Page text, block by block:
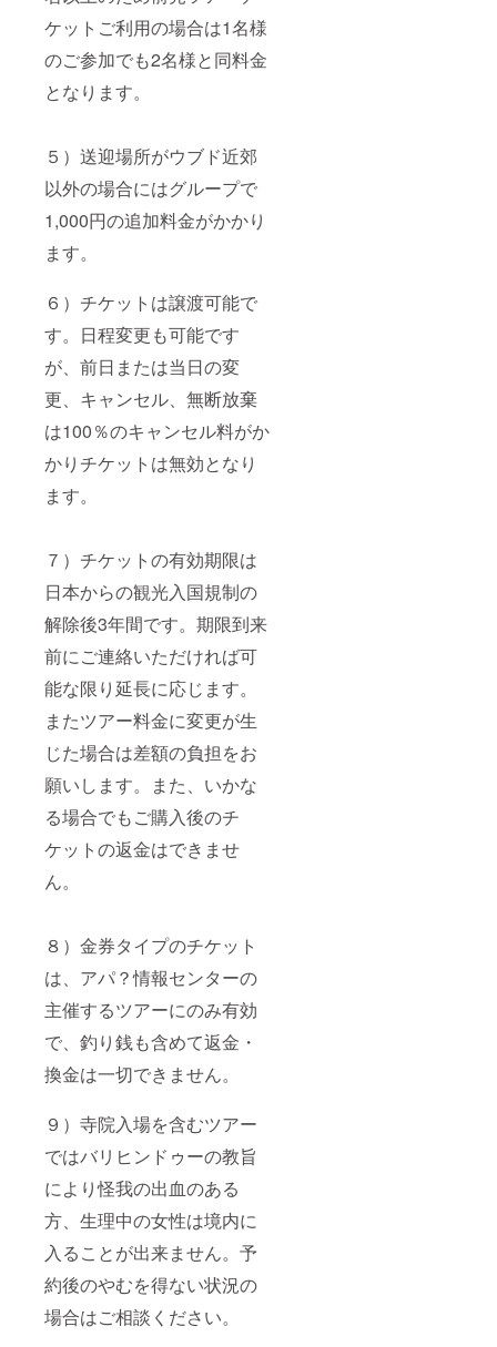
ケットご利用の場合は1名様
のご参加でも2名様と同料金
となります。
５）送迎場所がウブド近郊
以外の場合にはグループで
1,000円の追加料金がかかり
ます。
６）チケットは譲渡可能で
す。日程変更も可能です
が、前日または当日の変
更、キャンセル、無断放棄
は100％のキャンセル料がか
かりチケットは無効となり
ます。
７）チケットの有効期限は
日本からの観光入国規制の
解除後3年間です。期限到来
前にご連絡いただければ可
能な限り延長に応じます。
またツアー料金に変更が生
じた場合は差額の負担をお
願いします。また、いかな
る場合でもご購入後のチ
ケットの返金はできませ
ん。
８）金券タイプのチケット
は、アパ？情報センターの
主催するツアーにのみ有効
で、釣り銭も含めて返金・
換金は一切できません。
９）寺院入場を含むツアー
ではバリヒンドゥーの教旨
により怪我の出血のある
方、生理中の女性は境内に
入ることが出来ません。予
約後のやむを得ない状況の
場合はご相談ください。